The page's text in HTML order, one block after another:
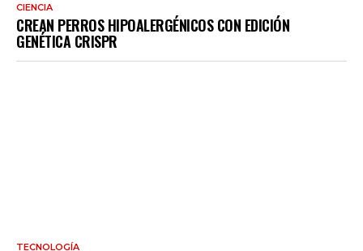
CIENCIA
CREAN PERROS HIPOALERGÉNICOS CON EDICIÓN
GENÉTICA CRISPR
TECNOLOGÍA